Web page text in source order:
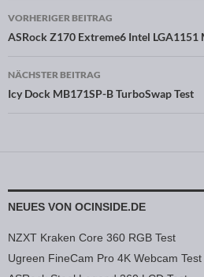
Beitragsnavigation
VORHERIGER BEITRAG
ASRock Z170 Extreme6 Intel LGA1151
NÄCHSTER BEITRAG
Icy Dock MB171SP-B TurboSwap Test
NEUES VON OCINSIDE.DE
NZXT Kraken Core 360 RGB Test
Ugreen FineCam Pro 4K Webcam Test